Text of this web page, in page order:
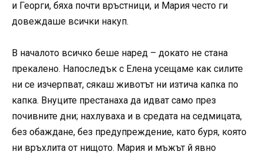
и Георги, бяха почти връстници, и Мария често ги
довеждаше всички накуп.
В началото всичко беше наред – докато не стана
прекалено. Напоследък с Елена усещаме как силите
ни се изчерпват, сякаш животът ни изтича капка по
капка. Внуците престанаха да идват само през
почивните дни; нахлуваха и в средата на седмицата,
без обаждане, без предупреждение, като буря, която
ни връхлита от нищото. Мария и мъжът й явно